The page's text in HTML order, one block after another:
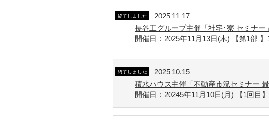
終了しました
2025.11.17
長谷工グループ主催「社宅･寮 セミナー
開催日：2025年11月13日(木) 【第1部
終了しました
2025.10.15
積水ハウス主催「不動産市況セミナー
開催日：20245年11月10日(月) 【1回目